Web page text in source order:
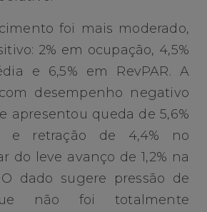
foi mais moderado,
2% em ocupação, 4,5%
e 6,5% em RevPAR. A
desempenho negativo
apresentou queda de 5,6%
e retração de 4,4% no
do leve avanço de 1,2% na
dado sugere pressão de
não foi totalmente